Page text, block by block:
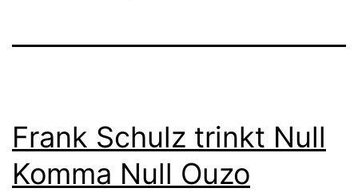
Frank Schulz trinkt Null
Komma Null Ouzo